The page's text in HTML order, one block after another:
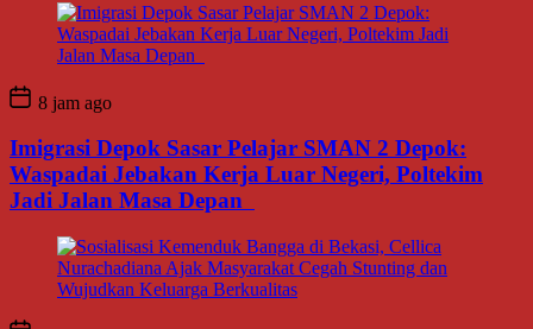
8 jam ago
Imigrasi Depok Sasar Pelajar SMAN 2 Depok:
Waspadai Jebakan Kerja Luar Negeri, Poltekim
Jadi Jalan Masa Depan